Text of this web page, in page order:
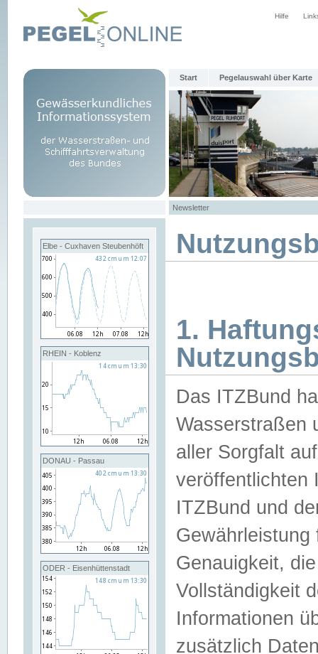
Hilfe
Start Pegelauswahl über Karte
Newsletter
Elbe - Cuxhaven Steubenhöft
RHEIN - Koblenz
DONAU - Passau
ODER - Eisenhüttenstadt
1.
Das ITZBund
Wasserstraßen
aller Sorgfalt
veröffentlichten
ITZBund und
Genauigkeit,
Vollständigkeit
Informationen
zusätzlich